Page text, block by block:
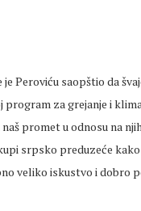
Peroviću saopštio da
za grejanje i
promet u odnosu na
srpsko preduzeće kako
veliko iskustvo i dobro